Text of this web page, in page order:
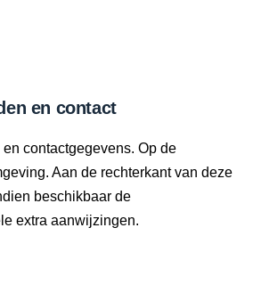
en contact
contactgegevens. Op de
Aan de rechterkant van deze
beschikbaar de
extra aanwijzingen.